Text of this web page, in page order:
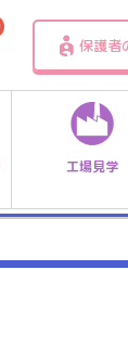
保護者
工場見学